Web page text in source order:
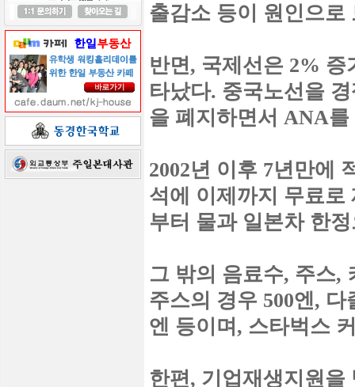
출감소 등이 원인으로
반면, 국제선은 2% 증
타났다. 중국노선을
을 폐지하면서 ANA
2002년 이후 7년만에
석에 이제까지 무료로
부터 물과 일본차 한
그 밖의 음료수, 주스,
주스의 경우 500엔,
엔 등이며, 스타벅스
한편, 기업재생지원